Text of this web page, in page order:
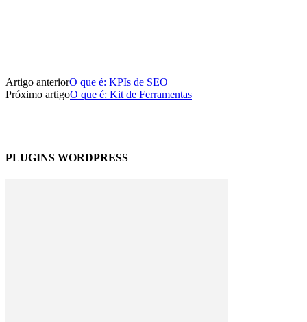
Artigo anteriorO que é: KPIs de SEO
Próximo artigoO que é: Kit de Ferramentas
PLUGINS WORDPRESS